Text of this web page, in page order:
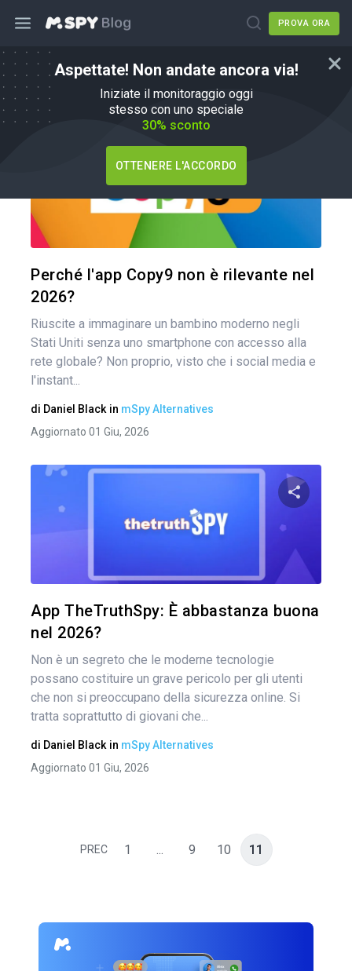
PROVA ORA
Aspettate! Non andate ancora via!
Iniziate il monitoraggio oggi
stesso con uno speciale
30% sconto
OTTENERE L'ACCORDO
mSpy Alternative
Perché l'app Copy9 non è rilevante nel
2026?
Riuscite a immaginare un bambino moderno negli
Stati Uniti senza uno smartphone con accesso alla
rete globale? Non proprio, visto che i social media e
l'instant...
di Daniel Black in mSpy Alternatives
Aggiornato 01 Giu, 2026
App TheTruthSpy: È abbastanza buona
nel 2026?
Non è un segreto che le moderne tecnologie
possano costituire un grave pericolo per gli utenti
che non si preoccupano della sicurezza online. Si
tratta soprattutto di giovani che...
di Daniel Black in mSpy Alternatives
Aggiornato 01 Giu, 2026
PREC 1 ... 9 10 11